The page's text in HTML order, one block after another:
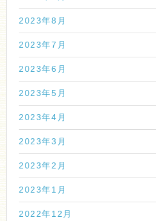
2023年8月
2023年7月
2023年6月
2023年5月
2023年4月
2023年3月
2023年2月
2023年1月
2022年12月